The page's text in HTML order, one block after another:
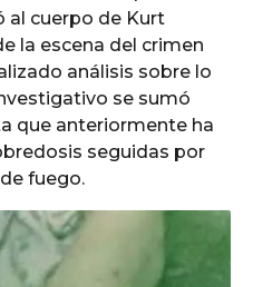
al cuerpo de Kurt
la escena del crimen
análisis sobre lo
se sumó
que anteriormente ha
seguidas por
fuego.